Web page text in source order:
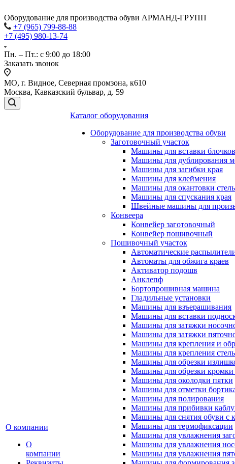
Оборудование для производства обуви АРМАНД-ГРУПП
+7 (965) 799-88-88
+7 (495) 980-13-74
Пн. – Пт.: с 9:00 до 18:00
Заказать звонок
МО, г. Видное, Северная промзона, к610
Москва, Кавказский бульвар, д. 59
О компании
О
компании
Каталог оборудования
Оборудование для производства обуви
Заготовочный участок
Машины для вставки
Машины для дублирования
Машины для загибки края
Машины для клеймения
Машины для окантовки
Машины для спускания края
Швейные машины для
Конвеера
Конвейер заготовочный
Конвейер пошивочный
Пошивочный участок
Автоматические
Автоматы для обжига краев
Активатор подошв
Анклепф
Бортопрошивная машина
Гладильные установки
Машины для взъерашивания
Машины для вставки
Машины для затяжки
Машины для затяжки
Машины для крепления и
Машины для крепления
Машины для обрезки
Машины для обрезки кромки
Машины для околодки пятки
Машины для отметки
Машины для полирования
Машины для прибивки
Машины для снятия обуви с
Машины для термофиксации
Машины для увлажнения
Машины для увлажнения
Машины для увлажнения